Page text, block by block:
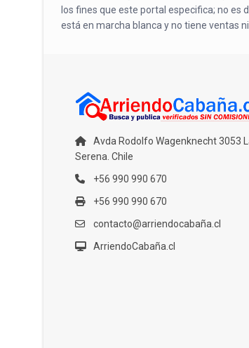
los fines que este portal especifica; no es
está en marcha blanca y no tiene ventas
Avda Rodolfo Wagenknecht 3053
Serena. Chile
+56 990 990 670
+56 990 990 670
contacto@arriendocabaña.cl
ArriendoCabaña.cl